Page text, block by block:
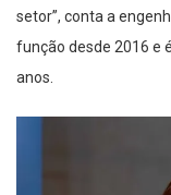
função desde 2016 e
anos.